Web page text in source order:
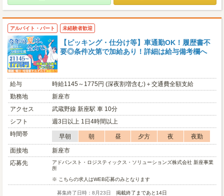
アルバイト・パート 未経験者歓迎
【ピッキング・仕分け等】車通勤OK！履歴書不
要◎条件次第で加給あり！詳細は給与備考欄へ
給与
時給1145～1775円 (深夜割増含む)＋交通費全額支給
勤務地
新座市
アクセス
武蔵野線 新座駅 車 10分
シフト
週3日以上 1日4時間以上
時間帯
早朝 朝 昼 夕方 夜
夜勤
面接地
新座市
応募先
アドバンスト・ロジスティックス・ソリューションズ株式会社 新座事業
所
※ こちらの求人はWEB応募のみとなります
募集終了日時：8月23日 掲載終了まであと14日